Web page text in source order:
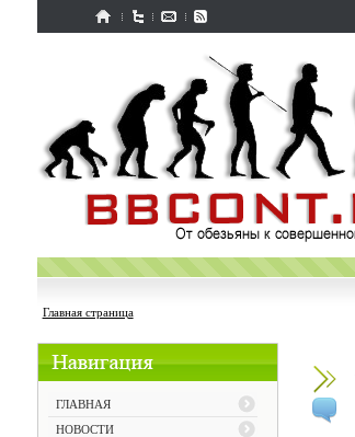
Главная страница
ГЛАВНАЯ
НОВОСТИ